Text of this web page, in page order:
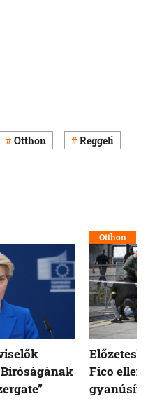
Otthon Reggeli
Otthon
Fico